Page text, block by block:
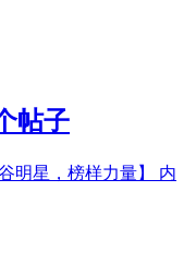
帖子
明星，榜样力量】
内